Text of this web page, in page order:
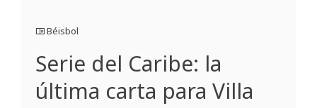
Béisbol
Serie del Caribe: la
última carta para Villa